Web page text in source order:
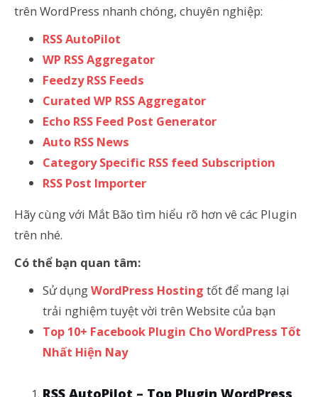
trên WordPress nhanh chóng, chuyên nghiệp:
RSS AutoPilot
WP RSS Aggregator
Feedzy RSS Feeds
Curated WP RSS Aggregator
Echo RSS Feed Post Generator
Auto RSS News
Category Specific RSS feed Subscription
RSS Post Importer
Hãy cùng với Mắt Bão tìm hiểu rõ hơn vê các Plugin
trên nhé.
Có thể bạn quan tâm:
Sử dụngWordPress Hosting tốt để mang lại
trải nghiệm tuyệt vời trên Website của bạn
Top 10+ Facebook Plugin Cho WordPress Tốt
Nhất Hiện Nay